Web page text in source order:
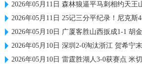
2026年05月11日 森林狼逼平马刺相约天王山！华子
2026年05月11日 25记三分平纪录！尼克斯4-0横扫
2026年05月10日 广厦客胜山西扳成1-1 胡金秋
2026年05月10日 深圳2-0淘汰浙江 贺希宁末节4记三
2026年05月10日 雷霆胜湖人3-0获赛点 米切尔